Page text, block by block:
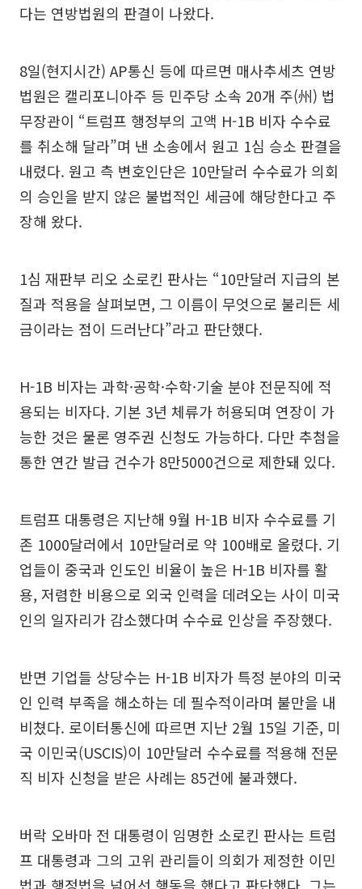
다는 연방법원의 판결이 나왔다.
8일(현지시간) AP통신 등에 따르면 매사추세츠 연방
법원은 캘리포니아주 등 민주당 소속 20개 주(州) 법
무장관이 “트럼프 행정부의 고액 H-1B 비자 수수료
를 취소해 달라”며 낸 소송에서 원고 1심 승소 판결을
내렸다. 원고 측 변호인단은 10만달러 수수료가 의회
의 승인을 받지 않은 불법적인 세금에 해당한다고 주
장해 왔다.
1심 재판부 리오 소로킨 판사는 “10만달러 지급의 본
질과 적용을 살펴보면, 그 이름이 무엇으로 불리든 세
금이라는 점이 드러난다”라고 판단했다.
H-1B 비자는 과학·공학·수학·기술 분야 전문직에 적
용되는 비자다. 기본 3년 체류가 허용되며 연장이 가
능한 것은 물론 영주권 신청도 가능하다. 다만 추첨을
통한 연간 발급 건수가 8만5000건으로 제한돼 있다.
트럼프 대통령은 지난해 9월 H-1B 비자 수수료를 기
존 1000달러에서 10만달러로 약 100배로 올렸다. 기
업들이 중국과 인도인 비율이 높은 H-1B 비자를 활
용, 저렴한 비용으로 외국 인력을 데려오는 사이 미국
인의 일자리가 감소했다며 수수료 인상을 주장했다.
반면 기업들 상당수는 H-1B 비자가 특정 분야의 미국
인 인력 부족을 해소하는 데 필수적이라며 불만을 내
비쳤다. 로이터통신에 따르면 지난 2월 15일 기준, 미
국 이민국(USCIS)이 10만달러 수수료를 적용해 전문
직 비자 신청을 받은 사례는 85건에 불과했다.
버락 오바마 전 대통령이 임명한 소로킨 판사는 트럼
프 대통령과 그의 고위 관리들이 의회가 제정한 이민